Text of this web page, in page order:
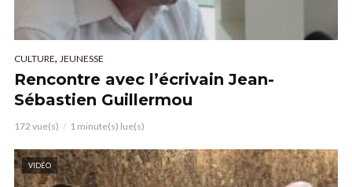
CULTURE, JEUNESSE
Rencontre avec l’écrivain Jean-
Sébastien Guillermou
172 vue(s) 1 minute(s) lue(s)
VIDÉO